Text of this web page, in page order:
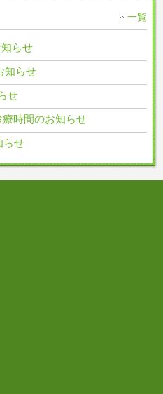
一覧
らせ
知らせ
せ
時間のお知らせ
らせ